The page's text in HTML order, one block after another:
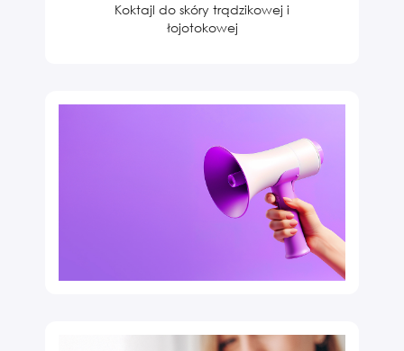
Koktajl do skóry trądzikowej i
łojotokowej